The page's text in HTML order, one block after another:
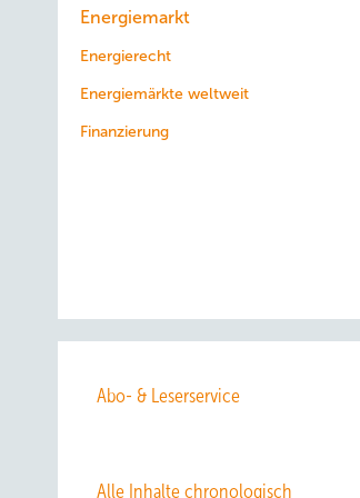
Energiemarkt
Energierecht
Energiemärkte weltweit
Finanzierung
Abo- & Leserservice
Alle Inhalte chronologisch